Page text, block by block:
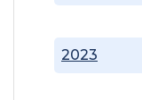
2023